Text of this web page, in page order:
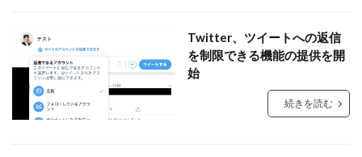
Twitter、ツイートへの返信
を制限できる機能の提供を開
始
続きを読む